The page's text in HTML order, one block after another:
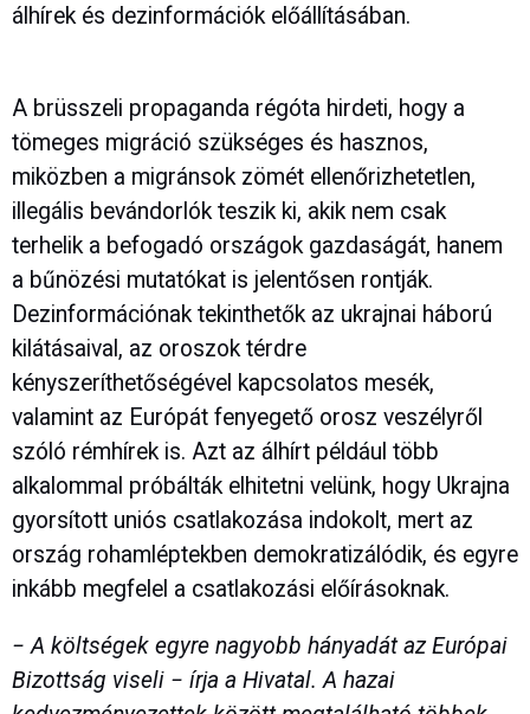
álhírek és dezinformációk előállításában.
A brüsszeli propaganda régóta hirdeti, hogy a
tömeges migráció szükséges és hasznos,
miközben a migránsok zömét ellenőrizhetetlen,
illegális bevándorlók teszik ki, akik nem csak
terhelik a befogadó országok gazdaságát, hanem
a bűnözési mutatókat is jelentősen rontják.
Dezinformációnak tekinthetők az ukrajnai háború
kilátásaival, az oroszok térdre
kényszeríthetőségével kapcsolatos mesék,
valamint az Európát fenyegető orosz veszélyről
szóló rémhírek is. Azt az álhírt például több
alkalommal próbálták elhitetni velünk, hogy Ukrajna
gyorsított uniós csatlakozása indokolt, mert az
ország rohamléptekben demokratizálódik, és egyre
inkább megfelel a csatlakozási előírásoknak.
− A költségek egyre nagyobb hányadát az Európai
Bizottság viseli − írja a Hivatal. A hazai